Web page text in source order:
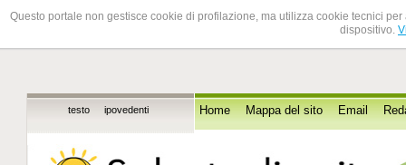
Questo portale non gestisce cookie di profilazione, ma utilizza cookie tecnici
dispositivo.
testo ipovedenti Home Mappa del sito Email